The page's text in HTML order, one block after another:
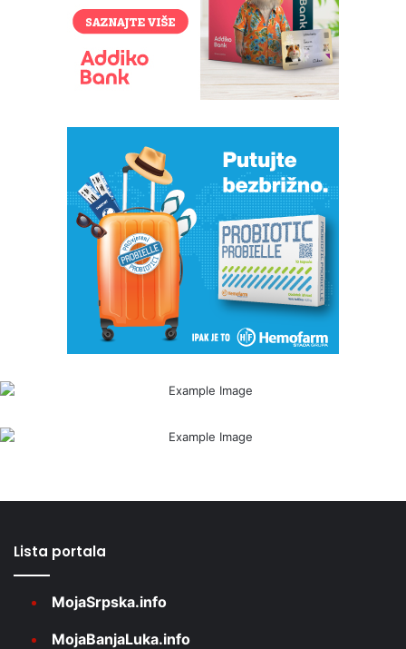
Lista portala
MojaSrpska.info
MojaBanjaLuka.info